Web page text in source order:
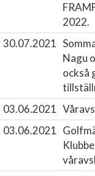
2022.
30.07.2021
Nagu
också
03.06.2021
03.06.2021